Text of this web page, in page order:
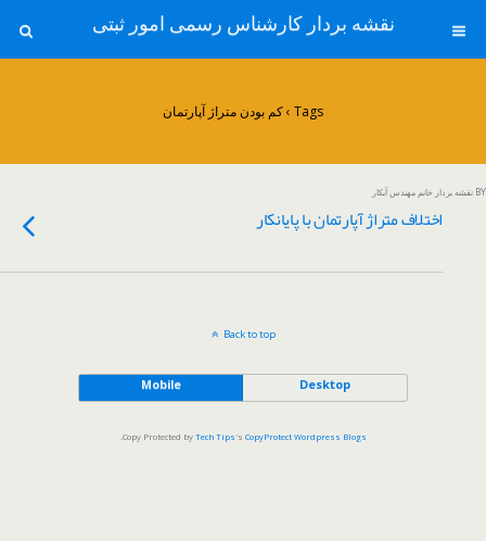
نقشه بردار کارشناس رسمی امور ثبتی
Tags › کم بودن متراژ آپارتمان
BY نقشه بردار خانم مهندس آبکار
اختلاف متراژ آپارتمان با پایانکار
Back to top
Mobile Desktop
Copy Protected by Tech Tips 's CopyProtect Wordpress Blogs
.